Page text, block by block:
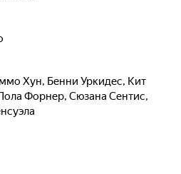
Хун, Бенни Уркидес, Кит
Форнер, Сюзана Сентис,